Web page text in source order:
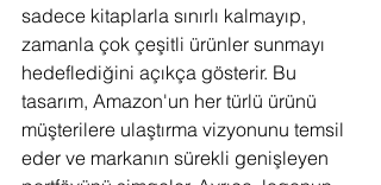
sadece kitaplarla sınırlı kalmayıp,
zamanla çok çeşitli ürünler sunmayı
hedeflediğini açıkça gösterir. Bu
tasarım, Amazon'un her türlü ürünü
müşterilere ulaştırma vizyonunu temsil
eder ve markanın sürekli genişleyen